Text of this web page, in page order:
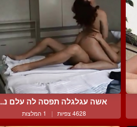
אשה עגלגלה תפסה לה עלם
4628 צפיות | 1 המלצות